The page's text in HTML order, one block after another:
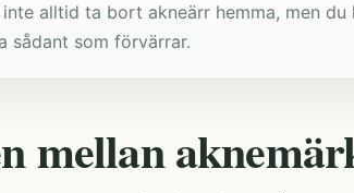
inte alltid ta bort akneärr hemma, men
sådant som förvärrar.
mellan